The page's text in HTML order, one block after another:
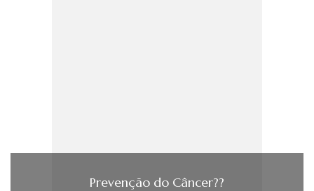
Prevenção do Câncer??